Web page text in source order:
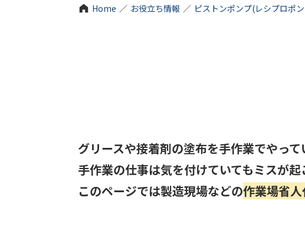
Home ／ お役立ち情報 ／ ピストンポンプ(レシプロポ
グリースや接着剤の塗布を手作業でやって
手作業の仕事は気を付けていてもミスが起
このページでは製造現場などの作業場省